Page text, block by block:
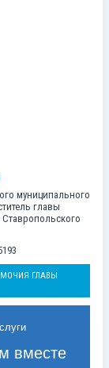
муниципального
главы
ГЛАВЫ
вместе